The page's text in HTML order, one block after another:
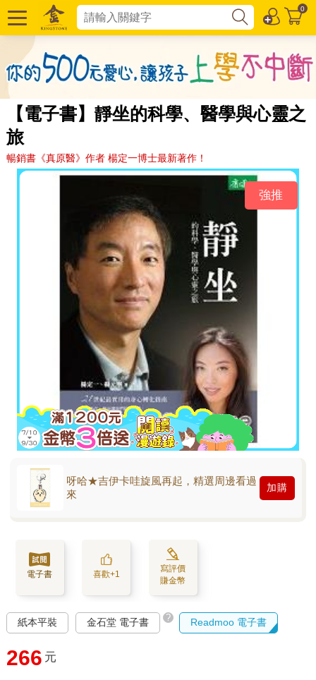
0
【電子書】靜坐的科學、醫學與心靈之
旅
暢銷書《真原醫》作者 楊定一博士最新著作！
強推
呀哈★吉伊卡哇旋風再起，精選周邊看過
來
加購
電子書 喜歡+1
寫評價
賺金幣
紙本平裝 金石堂 電子書 ? Readmoo 電子書
266 元